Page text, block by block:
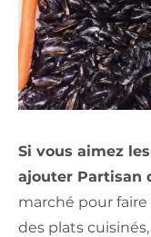
Si vous aimez
ajouter Partisan
marché pour faire
des plats